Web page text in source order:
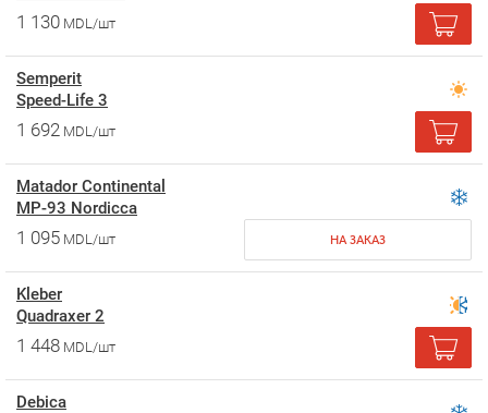
1 130 MDL/шт
Semperit
Speed-Life 3
1 692 MDL/шт
Matador Continental
MP-93 Nordicca
1 095 MDL/шт НА ЗАКАЗ
Kleber
Quadraxer 2
1 448 MDL/шт
Debica